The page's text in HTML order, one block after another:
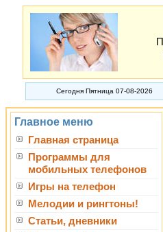
Сегодня Пятница 07-08-2026
Главное меню
Главная страница
Программы для
мобильных телефонов
Игры на телефон
Мелодии и рингтоны!
Статьи, дневники